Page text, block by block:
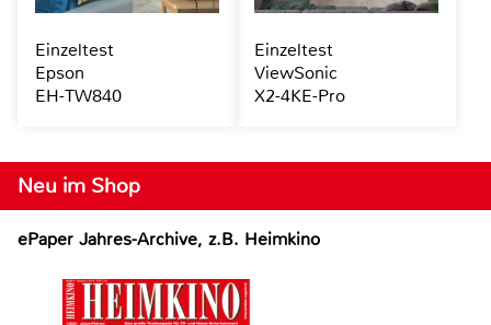
Neu im Shop
ePaper Jahres-Archive, z.B. Heimkino
Einzeltest
Epson
EH-TW840
Einzeltest
ViewSonic
X2-4KE-Pro